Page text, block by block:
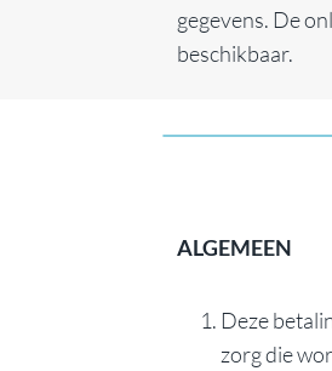
gegevens. De
beschikbaar.
ALGEMEEN
Deze
zorg die